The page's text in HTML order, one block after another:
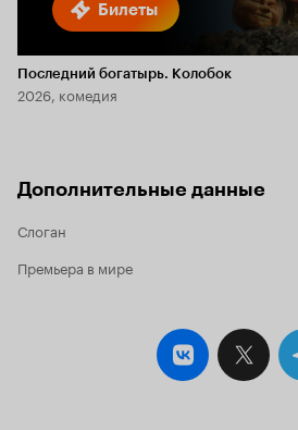
Билеты
Последний богатырь. Колобок
2026, комедия
Дополнительные данные
Слоган
Премьера в мире